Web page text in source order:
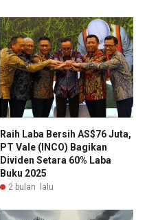
Raih Laba Bersih AS$76 Juta,
PT Vale (INCO) Bagikan
Dividen Setara 60% Laba
Buku 2025
2 bulan lalu